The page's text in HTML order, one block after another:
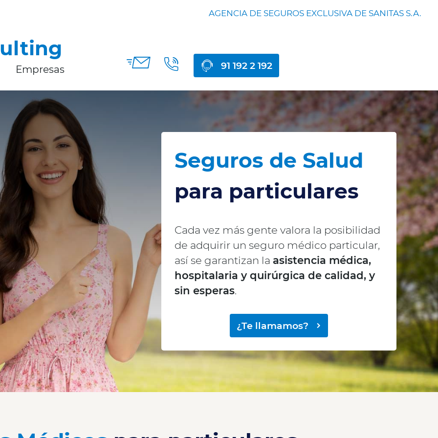
AGENCIA DE SEGUROS EXCLUSIVA DE SANITAS S.A.
Empresas 91 192 2 192
Seguros de Salud
para particulares
Cada vez más gente valora la posibilidad
de adquirir un seguro médico particular,
así se garantizan la asistencia médica,
hospitalaria y quirúrgica de calidad, y
sin esperas.
¿Te llamamos?